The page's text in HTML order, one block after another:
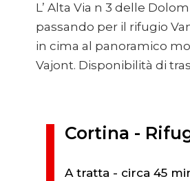
L’ Alta Via n 3 delle
passando per il rifugio
in cima al panoramico
Vajont. Disponibilità di
Cortina -
A tratta - circa 45